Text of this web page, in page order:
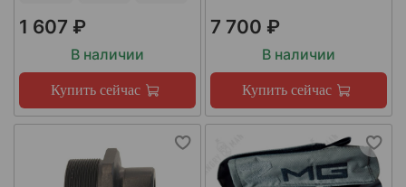
1 607 ₽
В наличии
Купить сейчас
7 700 ₽
В наличии
Купить сейчас